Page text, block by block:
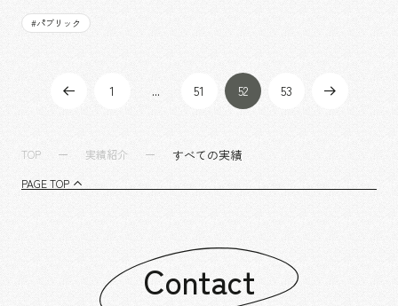
#パブリック
1 ... 51 52 53
TOP 実績紹介 すべての実績
PAGE TOP
Contact